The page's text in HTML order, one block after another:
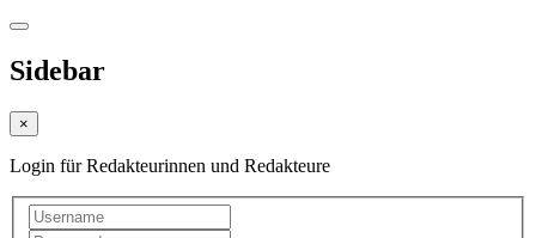
Sidebar
×
Login für Redakteurinnen und Redakteure